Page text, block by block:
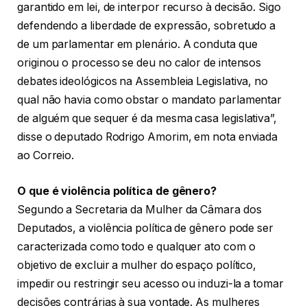
garantido em lei, de interpor recurso à decisão. Sigo
defendendo a liberdade de expressão, sobretudo a
de um parlamentar em plenário. A conduta que
originou o processo se deu no calor de intensos
debates ideológicos na Assembleia Legislativa, no
qual não havia como obstar o mandato parlamentar
de alguém que sequer é da mesma casa legislativa”,
disse o deputado Rodrigo Amorim, em nota enviada
ao Correio.
O que é violência política de gênero?
Segundo a Secretaria da Mulher da Câmara dos
Deputados, a violência política de gênero pode ser
caracterizada como todo e qualquer ato com o
objetivo de excluir a mulher do espaço político,
impedir ou restringir seu acesso ou induzi-la a tomar
decisões contrárias à sua vontade. As mulheres